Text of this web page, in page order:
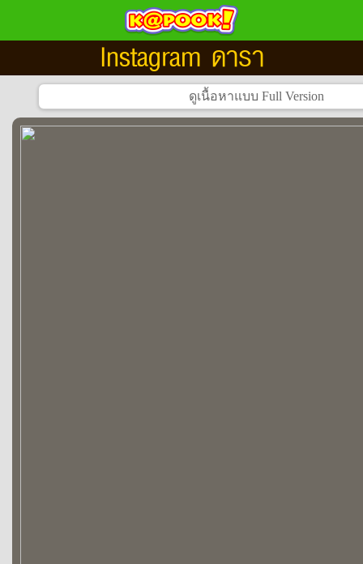
Instagram ดารา